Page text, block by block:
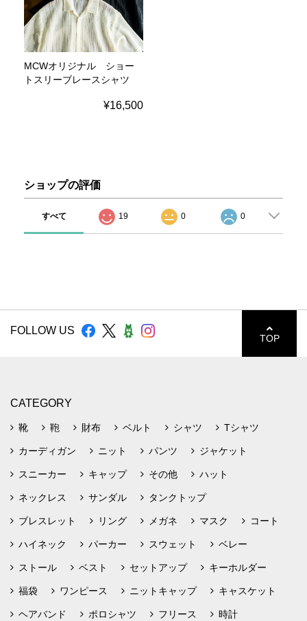
MCWオリジナル ショー
トスリーブレースシャツ
¥16,500
ショップの評価
すべて 19 0 0
FOLLOW US
TOP
CATEGORY
靴 鞄 財布 ベルト シャツ Tシャツ
カーディガン ニット パンツ ジャケット
スニーカー キャップ その他 ハット
ネックレス サンダル タンクトップ
ブレスレット リング メガネ マスク コート
ハイネック パーカー スウェット ベレー
ストール ベスト セットアップ キーホルダー
福袋 ワンピース ニットキャップ キャスケット
ヘアバンド ポロシャツ フリース 時計